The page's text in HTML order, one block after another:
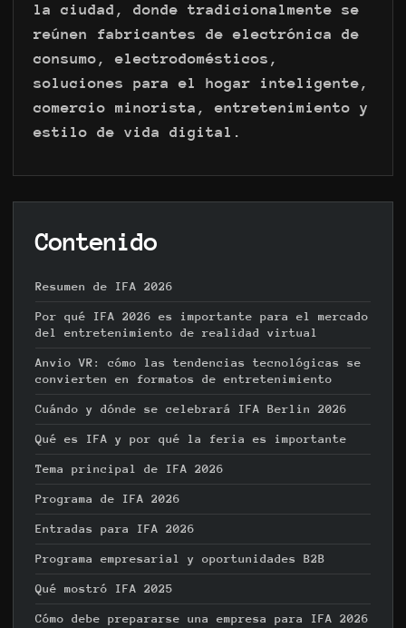
la ciudad, donde tradicionalmente se
reúnen fabricantes de electrónica de
consumo, electrodomésticos,
soluciones para el hogar inteligente,
comercio minorista, entretenimiento y
estilo de vida digital.
Contenido
Resumen de IFA 2026
Por qué IFA 2026 es importante para el mercado
del entretenimiento de realidad virtual
Anvio VR: cómo las tendencias tecnológicas se
convierten en formatos de entretenimiento
Cuándo y dónde se celebrará IFA Berlin 2026
Qué es IFA y por qué la feria es importante
Tema principal de IFA 2026
Programa de IFA 2026
Entradas para IFA 2026
Programa empresarial y oportunidades B2B
Qué mostró IFA 2025
Cómo debe prepararse una empresa para IFA 2026